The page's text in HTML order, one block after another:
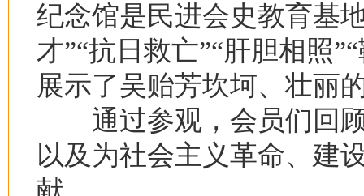
纪念馆是民进会史教育基
才”“抗日救亡”“肝胆相照
展示了吴贻芳坎坷、壮丽
通过参观，会员们回顾
以及为社会主义革命、建
献。